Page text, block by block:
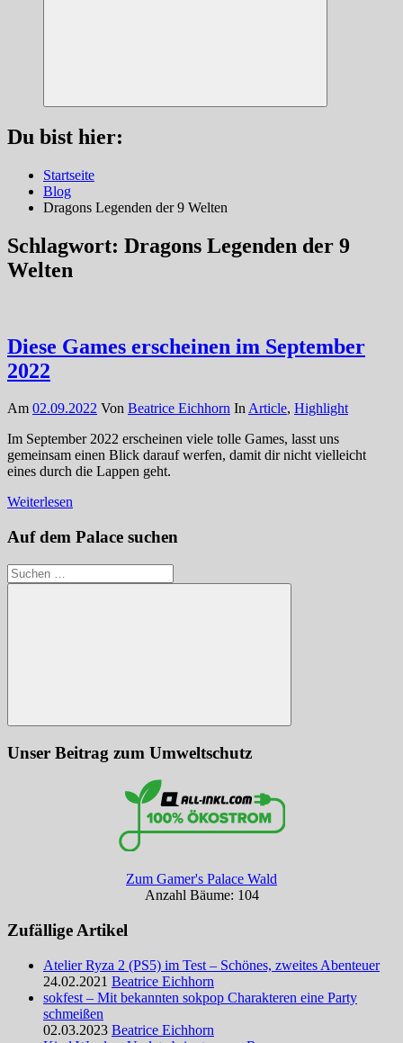
Suchen
Du bist hier:
Startseite
Blog
Dragons Legenden der 9 Welten
Schlagwort: Dragons Legenden der 9
Welten
Diese Games erscheinen im September
2022
Am 02.09.2022 Von Beatrice Eichhorn InArticle, Highlight
Im September 2022 erscheinen viele tolle Games, lasst uns
gemeinsam einen Blick darauf werfen, damit dir nicht vielleicht
eines durch die Lappen geht.
Weiterlesen
Auf dem Palace suchen
Suchen
nach:
Suchen
Unser Beitrag zum Umweltschutz
Zum Gamer's Palace Wald
Anzahl Bäume: 104
Zufällige Artikel
Atelier Ryza 2 (PS5) im Test – Schönes, zweites Abenteuer
24.02.2021 Beatrice Eichhorn
sokfest – Mit bekannten sokpop Charakteren eine Party
schmeißen
02.03.2023 Beatrice Eichhorn